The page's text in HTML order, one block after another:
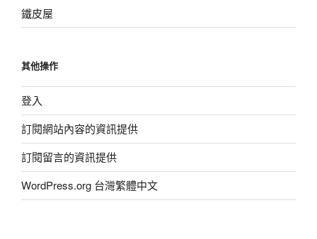
鐵皮屋
其他操作
登入
訂閱網站內容的資訊提供
訂閱留言的資訊提供
WordPress.org 台灣繁體中文